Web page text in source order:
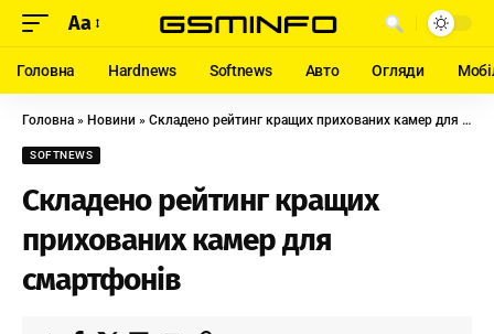
Aa
Головна Hardnews Softnews Авто Огляди
Головна » Новини » Складено рейтинг кращих прихованих камер для смартфонів
SOFTNEWS
Складено рейтинг кращих
прихованих камер для
смартфонів